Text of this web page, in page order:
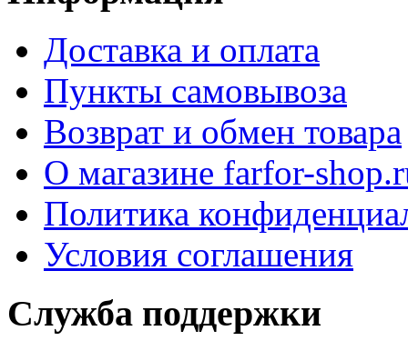
Доставка и оплата
Пункты самовывоза
Возврат и обмен товара
О магазине farfor-
Политика
Условия соглашения
Служба поддержки